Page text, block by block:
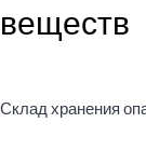
веществ
Склад хранения